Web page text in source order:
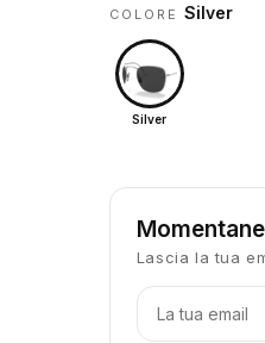
COLORE Silver
Silver
Lascia la tua